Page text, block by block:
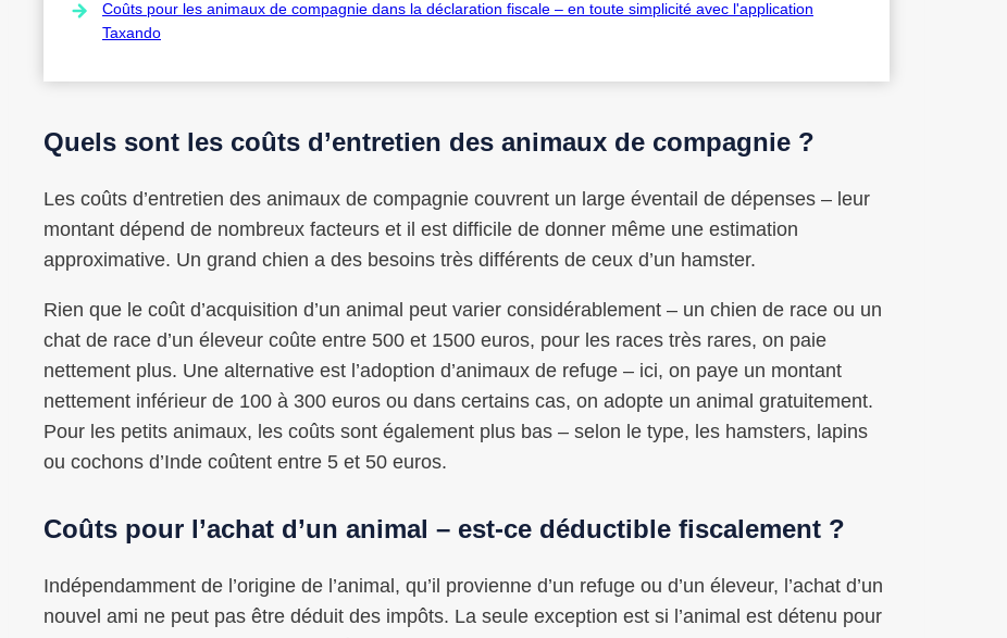
Coûts pour les animaux de compagnie dans la déclaration fiscale – en toute simplicité avec l'application
Taxando
Quels sont les coûts d’entretien des animaux de compagnie ?
Les coûts d’entretien des animaux de compagnie couvrent un large éventail de dépenses – leur
montant dépend de nombreux facteurs et il est difficile de donner même une estimation
approximative. Un grand chien a des besoins très différents de ceux d’un hamster.
Rien que le coût d’acquisition d’un animal peut varier considérablement – un chien de race ou un
chat de race d’un éleveur coûte entre 500 et 1500 euros, pour les races très rares, on paie
nettement plus. Une alternative est l’adoption d’animaux de refuge – ici, on paye un montant
nettement inférieur de 100 à 300 euros ou dans certains cas, on adopte un animal gratuitement.
Pour les petits animaux, les coûts sont également plus bas – selon le type, les hamsters, lapins
ou cochons d’Inde coûtent entre 5 et 50 euros.
Coûts pour l’achat d’un animal – est-ce déductible fiscalement ?
Indépendamment de l’origine de l’animal, qu’il provienne d’un refuge ou d’un éleveur, l’achat d’un
nouvel ami ne peut pas être déduit des impôts. La seule exception est si l’animal est détenu pour